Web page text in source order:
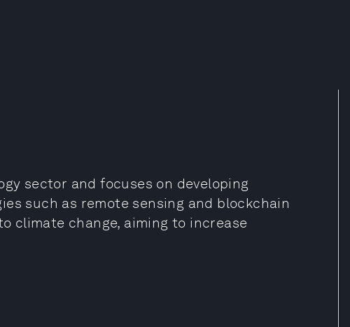
sector and focuses on developing
such as remote sensing and blockchain
climate change, aiming to increase